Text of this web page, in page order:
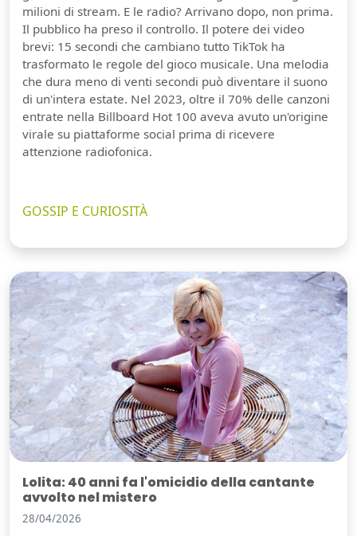
milioni di stream. E le radio? Arrivano dopo, non prima.
Il pubblico ha preso il controllo. Il potere dei video
brevi: 15 secondi che cambiano tutto TikTok ha
trasformato le regole del gioco musicale. Una melodia
che dura meno di venti secondi può diventare il suono
di un'intera estate. Nel 2023, oltre il 70% delle canzoni
entrate nella Billboard Hot 100 aveva avuto un'origine
virale su piattaforme social prima di ricevere
attenzione radiofonica.
GOSSIP E CURIOSITÀ
Lolita: 40 anni fa l'omicidio della cantante
avvolto nel mistero
28/04/2026